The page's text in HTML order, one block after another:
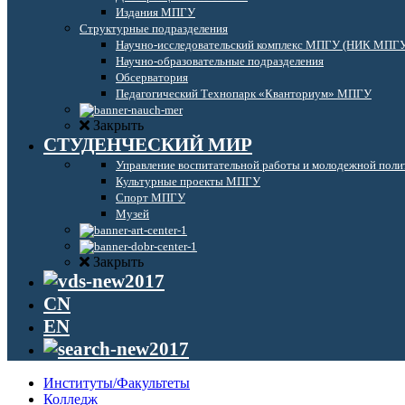
Издания МПГУ
Структурные подразделения
Научно-исследовательский комплекс МПГУ (НИК
Научно-образовательные подразделения
Обсерватория
Педагогический Технопарк «Кванториум» МПГУ
Закрыть
СТУДЕНЧЕСКИЙ МИР
Управление воспитательной работы и молодежной
Культурные проекты МПГУ
Спорт МПГУ
Музей
Закрыть
CN
EN
Институты/Факультеты
Колледж